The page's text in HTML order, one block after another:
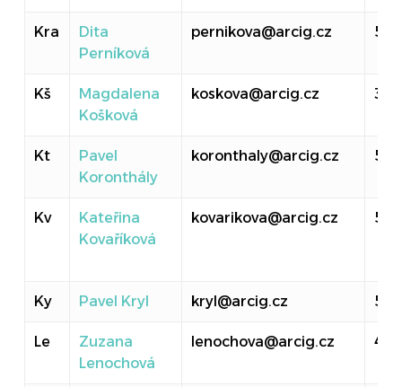
Kra
Dita
Perníková
pernikova@arcig.cz
Kš
Magdalena
Košková
koskova@arcig.cz 314
Kt
Pavel
Koronthály
koronthaly@arcig.cz 524
Kv
Kateřina
Kovaříková
kovarikova@arcig.cz
Ky Pavel Kryl kryl@arcig.cz 513
Le
Zuzana
Lenochová
lenochova@arcig.cz 414